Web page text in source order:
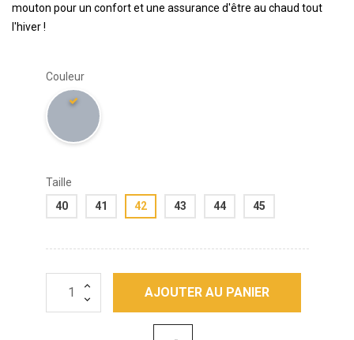
mouton pour un confort et une assurance d'être au chaud tout
l'hiver !
Couleur
Taille
40
41 42 43 44 45
AJOUTER AU PANIER